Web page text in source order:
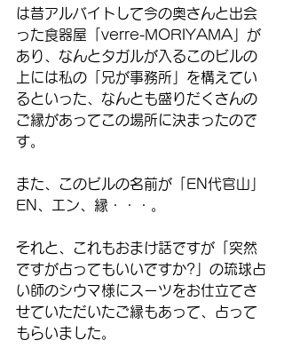
は昔アルバイトして今の奥さんと出会
った食器屋「verre-MORIYAMA」が
あり、なんとタガルが入るこのビルの
上には私の「兄が事務所」を構えてい
るといった、なんとも盛りだくさんの
ご縁があってこの場所に決まったので
す。
また、このビルの名前が「EN代官山」
EN、エン、縁・・・。
それと、これもおまけ話ですが「突然
ですが占ってもいいですか?」の琉球占
い師のシウマ様にスーツをお仕立てさ
せていただいたご縁もあって、占って
もらいました。